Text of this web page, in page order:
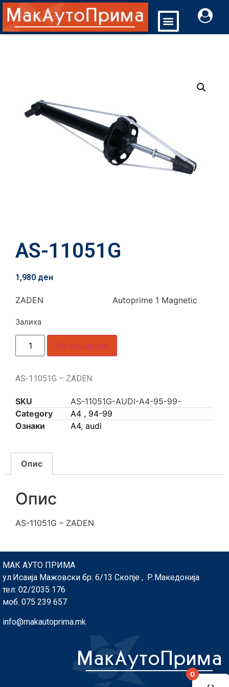
AS-11051G
1,980 ден
ZADEN Autoprime 1 Magnetic
Залиха
Во кошничка
AS-11051G – ZADEN
SKU
AS-11051G-AUDI-A4-95-99-
Category
A4 , 94-99
Ознаки
A4, audi
Опис
Опис
AS-11051G – ZADEN
МАК АУТО ПРИМА
ул.Исаија Мажовски бр: 6/13 Скопје , Р.Македонија
тел: 02/2035 176
моб. 075 239 657
info@makautoprima.mk
0